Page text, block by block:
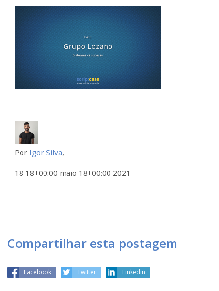
Por Igor Silva,
18 18+00:00 maio 18+00:00 2021
Compartilhar esta postagem
Facebook Twitter Linkedin